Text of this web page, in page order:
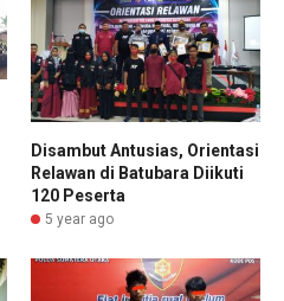
Disambut Antusias, Orientasi
Relawan di Batubara Diikuti
120 Peserta
5 year ago